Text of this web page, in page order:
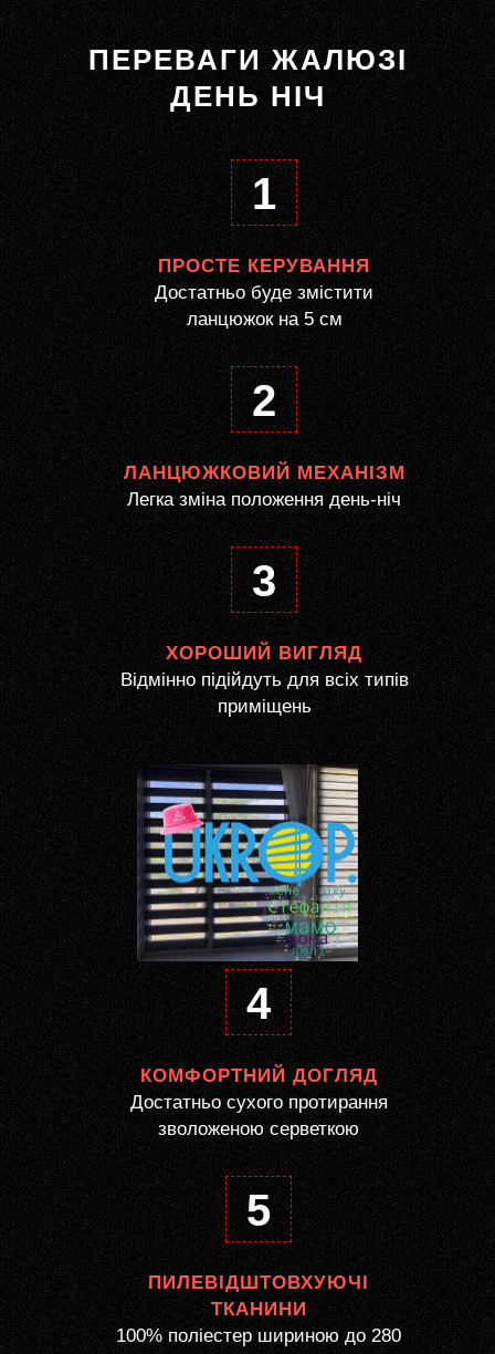
ПЕРЕВАГИ ЖАЛЮЗІ
ДЕНЬ НІЧ
1
ПРОСТЕ КЕРУВАННЯ
Достатньо буде змістити
ланцюжок на 5 см
2
ЛАНЦЮЖКОВИЙ МЕХАНІЗМ
Легка зміна положення день-ніч
3
ХОРОШИЙ ВИГЛЯД
Відмінно підійдуть для всіх типів
приміщень
4
КОМФОРТНИЙ ДОГЛЯД
Достатньо сухого протирання
зволоженою серветкою
5
ПИЛЕВІДШТОВХУЮЧІ
ТКАНИНИ
100% поліестер шириною до 280